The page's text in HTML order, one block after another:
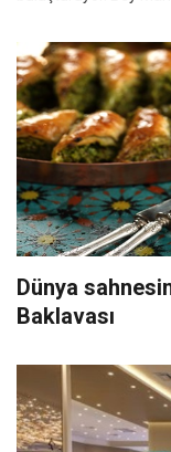
Dünya
Baklavası